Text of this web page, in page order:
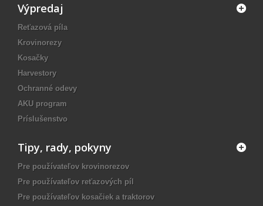
Výpredaj
Reťazová píla
Krovinorezy
Kosačky
Harvestory
Ochranné odevy
AKU program
Príslušenstvo
Tipy, rady, pokyny
Pre používateľov krovinorezov
Pre používateľov reťazových píl
Pre používateľov kosačiek a traktorov